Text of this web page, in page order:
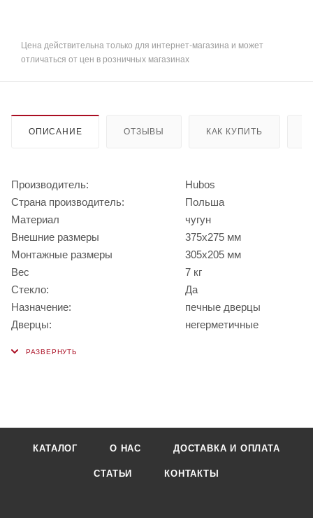
Цена действительна только для интернет-магазина и может
отличаться от цен в розничных магазинах
ОПИСАНИЕ ОТЗЫВЫ КАК КУПИТЬ
Производитель:
Hubos
Страна производитель:
Польша
Материал
чугун
Внешние размеры
375х275 мм
Монтажные размеры
305х205 мм
Вес
7 кг
Стекло:
Да
Назначение:
печные дверцы
Дверцы:
негерметичные
КАТАЛОГ О НАС ДОСТАВКА И ОПЛАТА
СТАТЬИ КОНТАКТЫ